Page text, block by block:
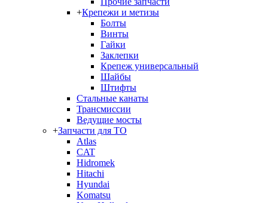
+Крепежи и метизы
Болты
Винты
Гайки
Заклепки
Крепеж универсальный
Шайбы
Штифты
Стальные канаты
Трансмиссии
Ведущие мосты
+Запчасти для ТО
Atlas
CAT
Hidromek
Hitachi
Hyundai
Komatsu